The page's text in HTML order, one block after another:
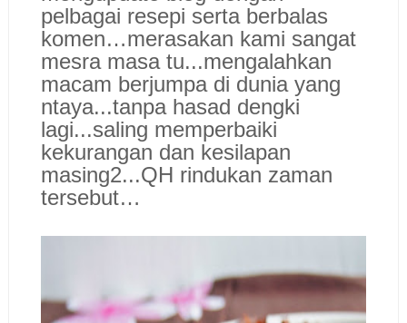
pelbagai resepi serta berbalas
komen…merasakan kami sangat
mesra masa tu...mengalahkan
macam berjumpa di dunia yang
ntaya...tanpa hasad dengki
lagi...saling memperbaiki
kekurangan dan kesilapan
masing2...QH rindukan zaman
tersebut…